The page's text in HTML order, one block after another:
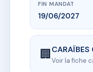
FIN MANDAT
19/06/2027
🏢CARAÏBES
Voir la fiche